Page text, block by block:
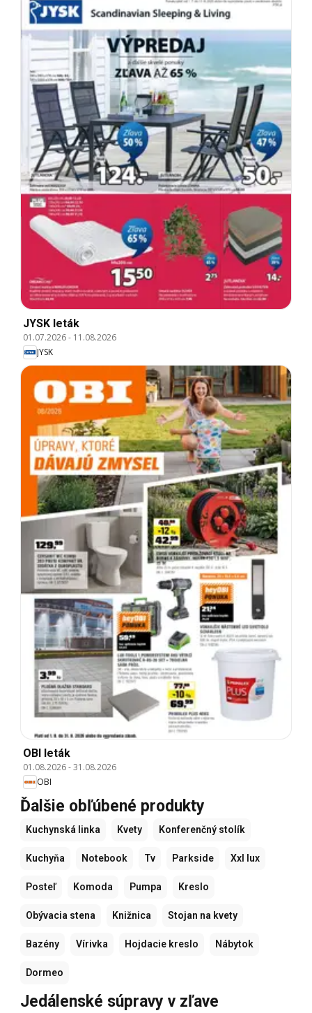
JYSK leták
01.07.2026- 11.08.2026
JYSK
OBI leták
01.08.2026-31.08.2026
OBI
Ďalšie obľúbené produkty
Kuchynská linka Kvety Konferenčný stolík
Kuchyňa Notebook Tv Parkside Xxl lux
Posteľ Komoda Pumpa Kreslo
Obývacia stena Knižnica Stojan na kvety
Bazény Vírivka Hojdacie kreslo Nábytok
Dormeo
Jedálenské súpravy v zľave